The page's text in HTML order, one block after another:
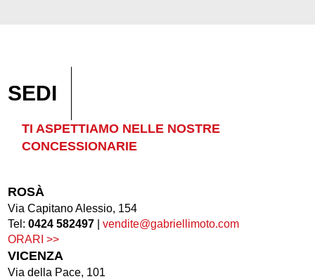
SEDI
TI ASPETTIAMO NELLE NOSTRE
CONCESSIONARIE
ROSÀ
Via Capitano Alessio, 154
Tel:0424 582497 |vendite@gabriellimoto.com
ORARI >>
VICENZA
Via della Pace, 101